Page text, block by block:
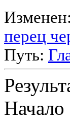
перец
Путь:
Начало